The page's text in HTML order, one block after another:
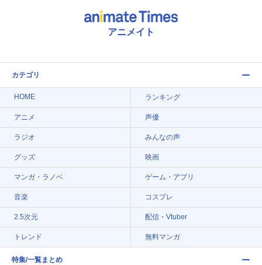
アニメイト
カテゴリ
HOME ランキング
アニメ 声優
ラジオ みんなの声
グッズ 映画
マンガ・ラノベ ゲーム・アプリ
音楽 コスプレ
2.5次元 配信・Vtuber
トレンド 無料マンガ
特集/一覧まとめ